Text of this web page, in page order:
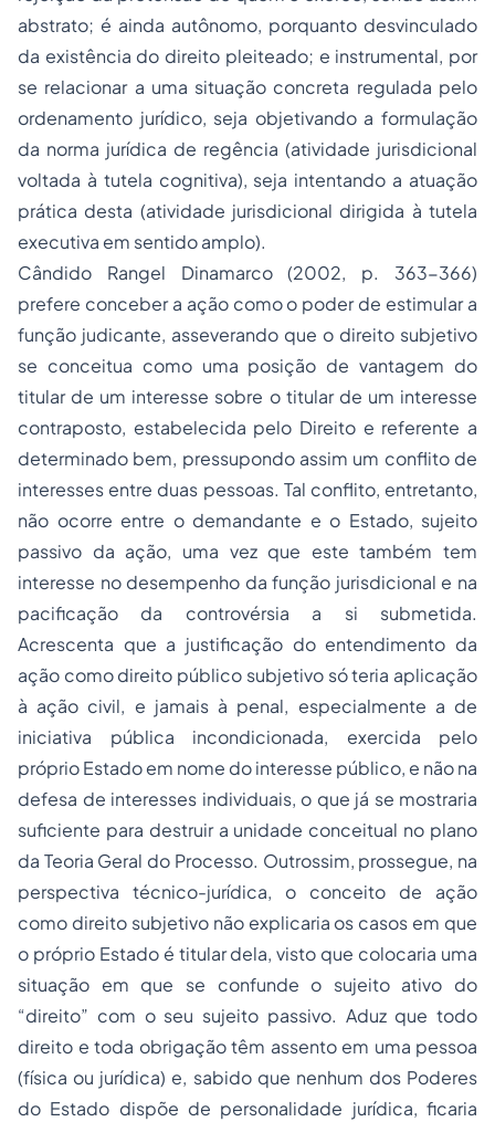
abstrato; é ainda autônomo, porquanto desvinculado
da existência do direito pleiteado; e instrumental, por
se relacionar a uma situação concreta regulada pelo
ordenamento jurídico, seja objetivando a formulação
da norma jurídica de regência (atividade jurisdicional
voltada à tutela cognitiva), seja intentando a atuação
prática desta (atividade jurisdicional dirigida à tutela
executiva em sentido amplo).
Cândido Rangel Dinamarco (2002, p. 363-366)
prefere conceber a ação como o poder de estimular a
função judicante, asseverando que o direito subjetivo
se conceitua como uma posição de vantagem do
titular de um interesse sobre o titular de um interesse
contraposto, estabelecida pelo Direito e referente a
determinado bem, pressupondo assim um conflito de
interesses entre duas pessoas. Tal conflito, entretanto,
não ocorre entre o demandante e o Estado, sujeito
passivo da ação, uma vez que este também tem
interesse no desempenho da função jurisdicional e na
pacificação da controvérsia a si submetida.
Acrescenta que a justificação do entendimento da
ação como direito público subjetivo só teria aplicação
à ação civil, e jamais à penal, especialmente a de
iniciativa pública incondicionada, exercida pelo
próprio Estado em nome do interesse público, e não na
defesa de interesses individuais, o que já se mostraria
suficiente para destruir a unidade conceitual no plano
da Teoria Geral do Processo. Outrossim, prossegue, na
perspectiva técnico-jurídica, o conceito de ação
como direito subjetivo não explicaria os casos em que
o próprio Estado é titular dela, visto que colocaria uma
situação em que se confunde o sujeito ativo do
“direito” com o seu sujeito passivo. Aduz que todo
direito e toda obrigação têm assento em uma pessoa
(física ou jurídica) e, sabido que nenhum dos Poderes
do Estado dispõe de personalidade jurídica, ficaria